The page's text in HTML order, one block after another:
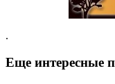
.
Еще интересные